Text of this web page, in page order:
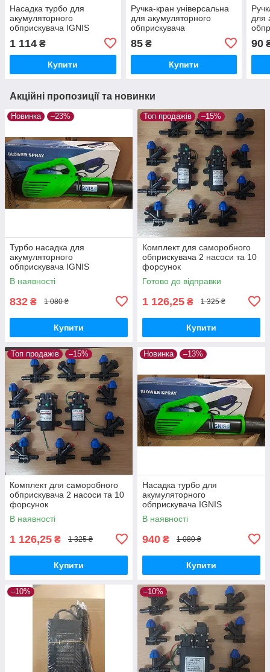
Насадка турбо для
акумуляторного
обприскувача IGNIS
1 114 ₴
Купити
Ручка-кран універсальна
для акумуляторного
обприскувача
85₴
Купити
для
90
Акційні пропозиції та новинки
Новинка –23%
Турбо насадка для
акумуляторного
обприскувача IGNIS
В наявності
832 ₴ 1 080 ₴
Купити
Топ продажів –15%
Комплект для саморобного
обприскувача 2 насоси та 10
форсунок
Готово до відправки
1 126,25 ₴ 1 325 ₴
Купити
Топ продажів –15%
Комплект для саморобного
обприскувача 2 насоси та 10
форсунок
В наявності
1 126,25 ₴ 1 325 ₴
Купити
Новинка –13%
Насадка турбо для
акумуляторного
обприскувача IGNIS
В наявності
940 ₴ 1 080 ₴
Купити
–10% –10%